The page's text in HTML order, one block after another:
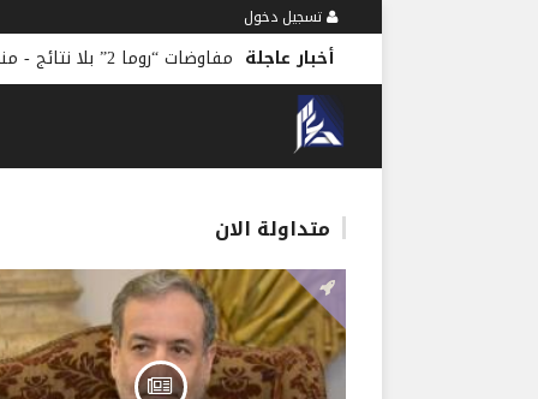
تسجيل دخول
أخبار عاجلة مفاوضات “روما 2” بلا نتائج - منذ 7
متداولة الان